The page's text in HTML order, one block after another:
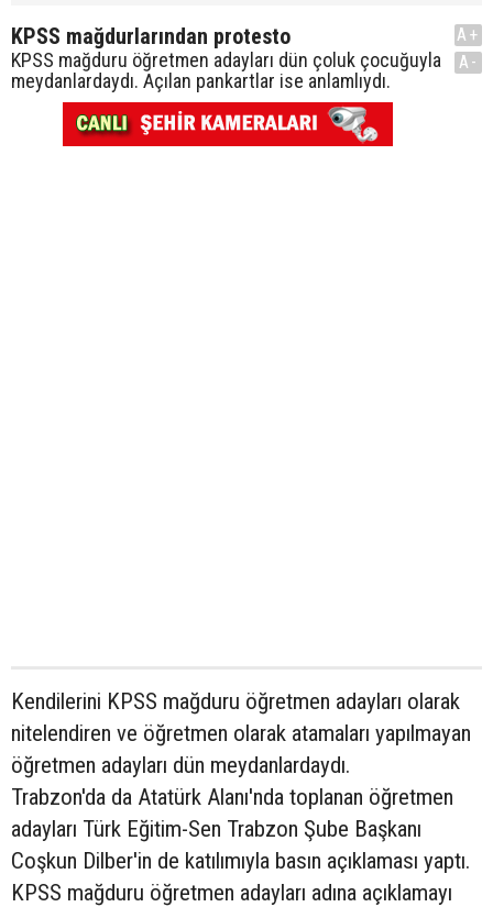
KPSS mağdurlarından protesto
KPSS mağduru öğretmen adayları dün çoluk çocuğuyla
meydanlardaydı. Açılan pankartlar ise anlamlıydı.
A+
A-
Kendilerini KPSS mağduru öğretmen adayları olarak
nitelendiren ve öğretmen olarak atamaları yapılmayan
öğretmen adayları dün meydanlardaydı.
Trabzon'da da Atatürk Alanı'nda toplanan öğretmen
adayları Türk Eğitim-Sen Trabzon Şube Başkanı
Coşkun Dilber'in de katılımıyla basın açıklaması yaptı.
KPSS mağduru öğretmen adayları adına açıklamayı